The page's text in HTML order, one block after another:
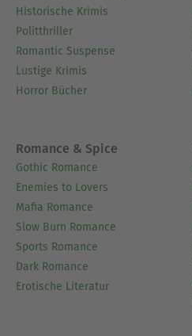
Historische Krimis
Politthriller
Romantic Suspense
Lustige Krimis
Horror Bücher
Romance & Spice
Gothic Romance
Enemies to Lovers
Mafia Romance
Slow Burn Romance
Sports Romance
Dark Romance
Erotische Literatur